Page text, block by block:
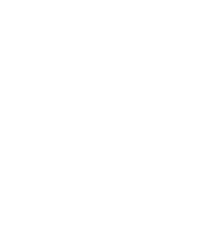
Forschungsarbeit erhalten,